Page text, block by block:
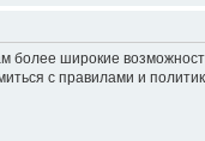
более широкие
с правилами и